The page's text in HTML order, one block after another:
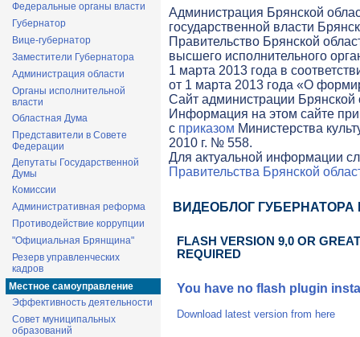
Федеральные органы власти
Губернатор
Вице-губернатор
Заместители Губернатора
Администрация области
Органы исполнительной
власти
Областная Дума
Представители в Совете
Федерации
Депутаты Государственной
Думы
Комиссии
Административная реформа
Противодействие коррупции
"Официальная Брянщина"
Резерв управленческих
кадров
Местное самоуправление
Эффективность деятельности
Совет муниципальных
образований
Администрация Брянской
государственной власти
Правительство Брянской
высшего исполнительного
1 марта 2013 года в
от 1 марта 2013 года «О
Cайт администрации Брянской
Информация на этом сайте
с приказом Министерства
2010 г. № 558.
Для актуальной информации
Правительства Брянской
ВИДЕОБЛОГ
FLASH VERSION 9,0 OR
REQUIRED
You have no flash plugin
Download latest version from here